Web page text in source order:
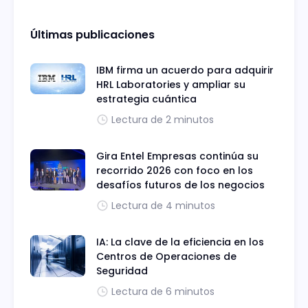
Últimas publicaciones
IBM firma un acuerdo para adquirir
HRL Laboratories y ampliar su
estrategia cuántica
Lectura de 2 minutos
Gira Entel Empresas continúa su
recorrido 2026 con foco en los
desafíos futuros de los negocios
Lectura de 4 minutos
IA: La clave de la eficiencia en los
Centros de Operaciones de
Seguridad
Lectura de 6 minutos